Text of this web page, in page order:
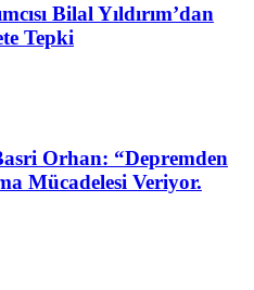
Bilal Yıldırım’dan
Tepki
Orhan: “Depremden
Mücadelesi Veriyor.